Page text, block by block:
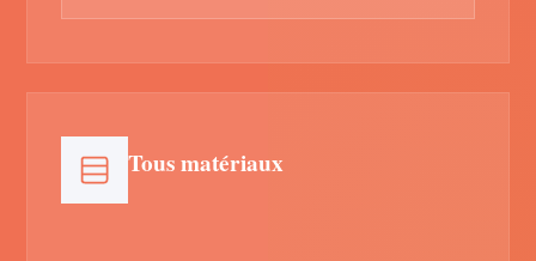
Tous matériaux